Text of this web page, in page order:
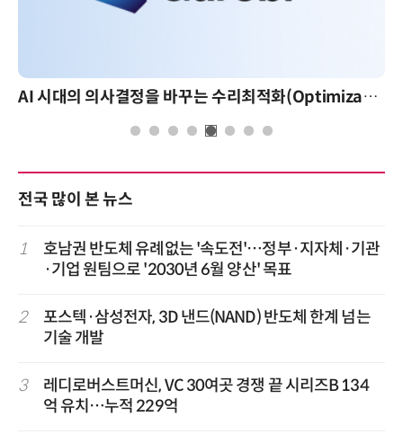
AI 시대의 의사결정을 바꾸는 수리최적화(Optimization): 실제 산업 적용 사례와 활용 전략
전국 많이 본 뉴스
1
호남권 반도체 유례없는 '속도전'…정부·지자체·기관
·기업 원팀으로 '2030년 6월 양산' 목표
2
포스텍·삼성전자, 3D 낸드(NAND) 반도체 한계 넘는
기술 개발
3
레디로버스트머신, VC 30여곳 경쟁 끝 시리즈B 134
억 유치…누적 229억